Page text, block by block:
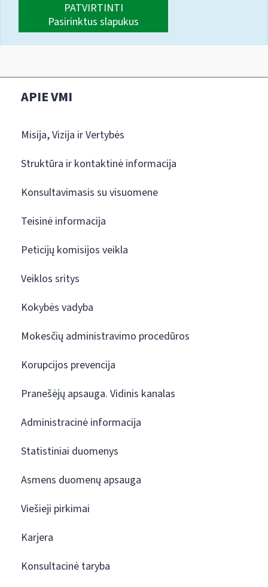
PATVIRTINTI
Pasirinktus slapukus
APIE VMI
Misija, Vizija ir Vertybės
Struktūra ir kontaktinė informacija
Konsultavimasis su visuomene
Teisinė informacija
Peticijų komisijos veikla
Veiklos sritys
Kokybės vadyba
Mokesčių administravimo procedūros
Korupcijos prevencija
Pranešėjų apsauga. Vidinis kanalas
Administracinė informacija
Statistiniai duomenys
Asmens duomenų apsauga
Viešieji pirkimai
Karjera
Konsultacinė taryba